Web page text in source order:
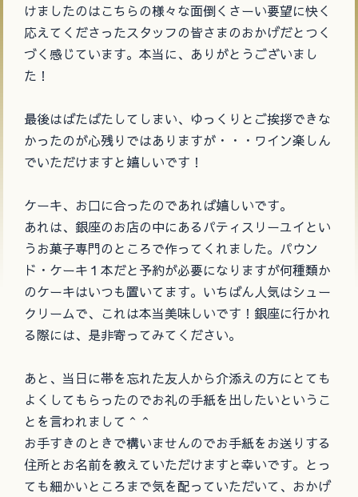
けましたのはこちらの様々な面倒くさーい要望に快く
応えてくださったスタッフの皆さまのおかげだとつく
づく感じています。本当に、ありがとうございまし
た！
最後はばたばたしてしまい、ゆっくりとご挨拶できな
かったのが心残りではありますが・・・ワイン楽しん
でいただけますと嬉しいです！
ケーキ、お口に合ったのであれば嬉しいです。
あれは、銀座のお店の中にあるパティスリーユイとい
うお菓子専門のところで作ってくれました。パウン
ド・ケーキ１本だと予約が必要になりますが何種類か
のケーキはいつも置いてます。いちばん人気はシュー
クリームで、これは本当美味しいです！銀座に行かれ
る際には、是非寄ってみてください。
あと、当日に帯を忘れた友人から介添えの方にとても
よくしてもらったのでお礼の手紙を出したいというこ
とを言われまして＾＾
お手すきのときで構いませんのでお手紙をお送りする
住所とお名前を教えていただけますと幸いです。とっ
ても細かいところまで気を配っていただいて、おかげ